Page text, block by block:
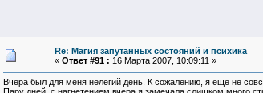
Re: Магия запутанных состояний и психика
« Ответ #91 : 16 Марта 2007, 10:09:11 »
Вчера был для меня нелегий день. К сожалению, я еще не